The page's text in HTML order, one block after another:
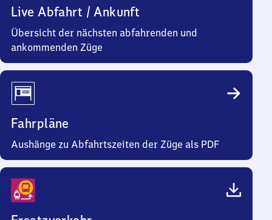
Live Abfahrt / Ankunft
Übersicht der nächsten abfahrenden und
ankommenden Züge
Fahrpläne
Aushänge zu Abfahrtszeiten der Züge als PDF